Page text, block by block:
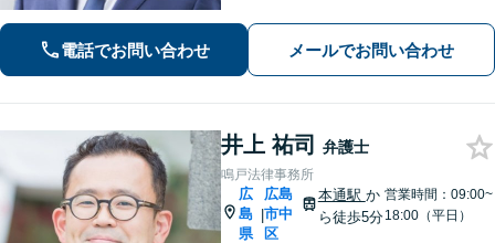
電話でお問い合わせ メールでお問い合わせ
井上 祐司 弁護士
鳴戸法律事務所
広
島
県
|
広島
市中
区
本通駅 か
ら徒歩5分
営業時間：09:00~
18:00（平日）